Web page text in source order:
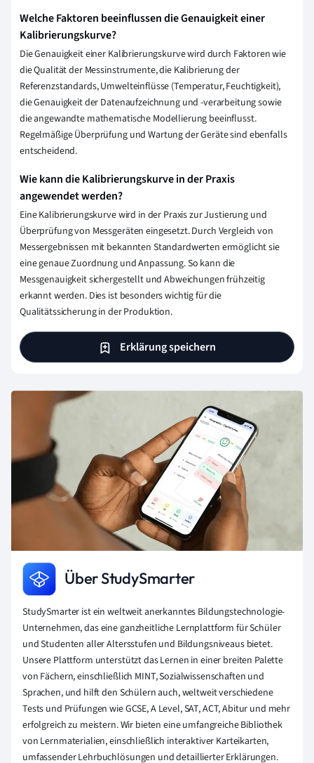
Welche Faktoren beeinflussen die Genauigkeit einer
Kalibrierungskurve?
Die Genauigkeit einer Kalibrierungskurve wird durch Faktoren wie
die Qualität der Messinstrumente, die Kalibrierung der
Referenzstandards, Umwelteinflüsse (Temperatur, Feuchtigkeit),
die Genauigkeit der Datenaufzeichnung und -verarbeitung sowie
die angewandte mathematische Modellierung beeinflusst.
Regelmäßige Überprüfung und Wartung der Geräte sind ebenfalls
entscheidend.
Wie kann die Kalibrierungskurve in der Praxis
angewendet werden?
Eine Kalibrierungskurve wird in der Praxis zur Justierung und
Überprüfung von Messgeräten eingesetzt. Durch Vergleich von
Messergebnissen mit bekannten Standardwerten ermöglicht sie
eine genaue Zuordnung und Anpassung. So kann die
Messgenauigkeit sichergestellt und Abweichungen frühzeitig
erkannt werden. Dies ist besonders wichtig für die
Qualitätssicherung in der Produktion.
Erklärung speichern
Über StudySmarter
StudySmarter ist ein weltweit anerkanntes Bildungstechnologie-
Unternehmen, das eine ganzheitliche Lernplattform für Schüler
und Studenten aller Altersstufen und Bildungsniveaus bietet.
Unsere Plattform unterstützt das Lernen in einer breiten Palette
von Fächern, einschließlich MINT, Sozialwissenschaften und
Sprachen, und hilft den Schülern auch, weltweit verschiedene
Tests und Prüfungen wie GCSE, A Level, SAT, ACT, Abitur und mehr
erfolgreich zu meistern. Wir bieten eine umfangreiche Bibliothek
von Lernmaterialien, einschließlich interaktiver Karteikarten,
umfassender Lehrbuchlösungen und detaillierter Erklärungen.